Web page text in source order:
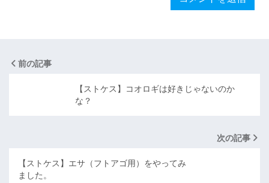
前の記事
【ストケス】コオロギは好きじゃないのか
な？
次の記事
【ストケス】エサ（フトアゴ用）をやってみ
ました。